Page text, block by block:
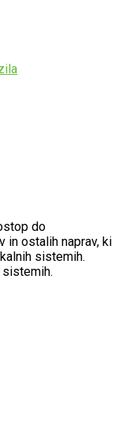
do
in ostalih naprav, ki
sistemih.